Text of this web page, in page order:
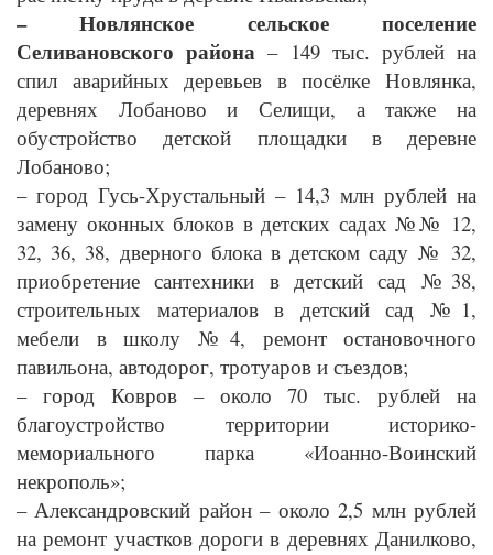
– Новлянское сельское поселение
Селивановского района – 149 тыс. рублей на
спил аварийных деревьев в посёлке Новлянка,
деревнях Лобаново и Селищи, а также на
обустройство детской площадки в деревне
Лобаново;
– город Гусь-Хрустальный – 14,3 млн рублей на
замену оконных блоков в детских садах №№ 12,
32, 36, 38, дверного блока в детском саду № 32,
приобретение сантехники в детский сад №38,
строительных материалов в детский сад №1,
мебели в школу №4, ремонт остановочного
павильона, автодорог, тротуаров и съездов;
– город Ковров – около 70 тыс. рублей на
благоустройство территории историко-
мемориального парка «Иоанно-Воинский
некрополь»;
– Александровский район – около 2,5 млн рублей
на ремонт участков дороги в деревнях Данилково,